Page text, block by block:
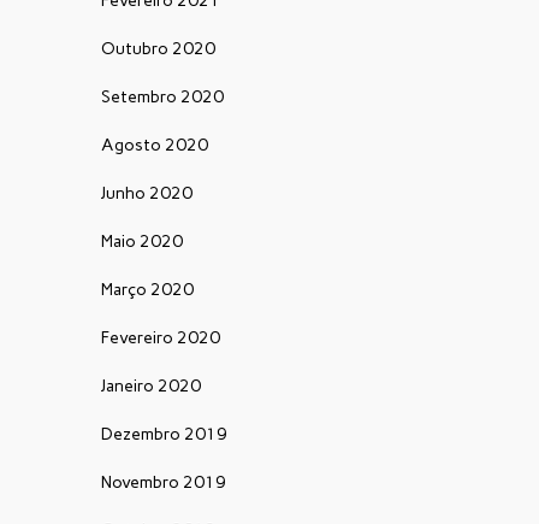
Outubro 2020
Setembro 2020
Agosto 2020
Junho 2020
Maio 2020
Março 2020
Fevereiro 2020
Janeiro 2020
Dezembro 2019
Novembro 2019